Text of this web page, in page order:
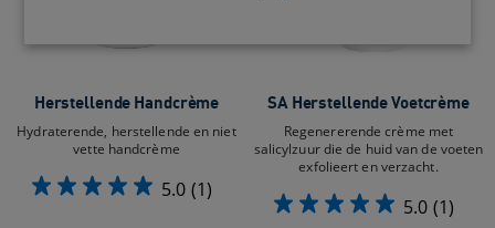
Herstellende Handcrème
Hydraterende, herstellende en niet
vette handcrème
5.0 (1)
SA Herstellende Voetcrème
Regenererende crème met
salicylzuur die de huid van de voeten
exfolieert en verzacht.
5.0 (1)